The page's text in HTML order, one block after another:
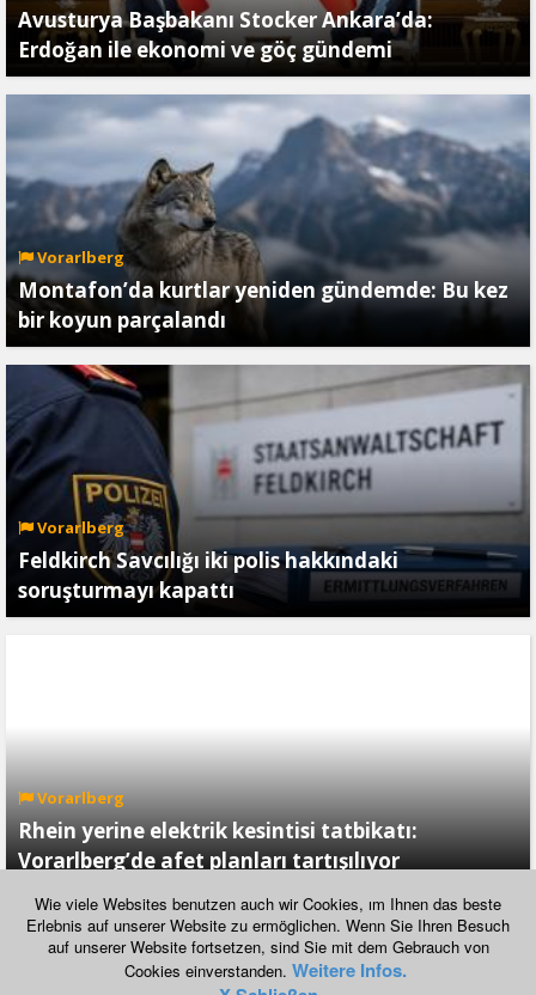
Avusturya Başbakanı Stocker Ankara’da:
Erdoğan ile ekonomi ve göç gündemi
Vorarlberg
Montafon’da kurtlar yeniden gündemde: Bu kez
bir koyun parçalandı
Vorarlberg
Feldkirch Savcılığı iki polis hakkındaki
soruşturmayı kapattı
Vorarlberg
Rhein yerine elektrik kesintisi tatbikatı:
Vorarlberg’de afet planları tartışılıyor
Normal Görünümüne Geç
Copyright © 2026, havadis.at
Wie viele Websites benutzen auch wir Cookies, ım Ihnen das beste
Erlebnis auf unserer Website zu ermöglichen. Wenn Sie Ihren Besuch
auf unserer Website fortsetzen, sind Sie mit dem Gebrauch von
Cookies einverstanden. Weitere Infos.